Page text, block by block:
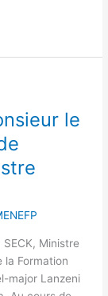
le
Ministre
la Formation
major Lanzeni